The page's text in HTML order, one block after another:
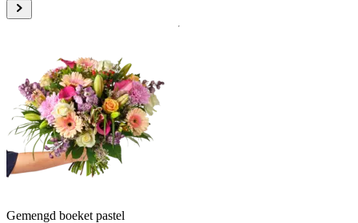
Gemengd boeket pastel